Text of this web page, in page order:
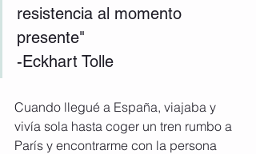
resistencia al momento
presente"
-Eckhart Tolle
Cuando llegué a España, viajaba y
vivía sola hasta coger un tren rumbo a
París y encontrarme con la persona